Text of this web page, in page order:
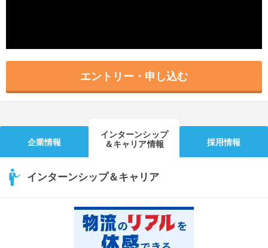
エントリー・申し込む
企業情報
インターンシップ
＆キャリア情報
採用情報
インターンシップ＆キャリア